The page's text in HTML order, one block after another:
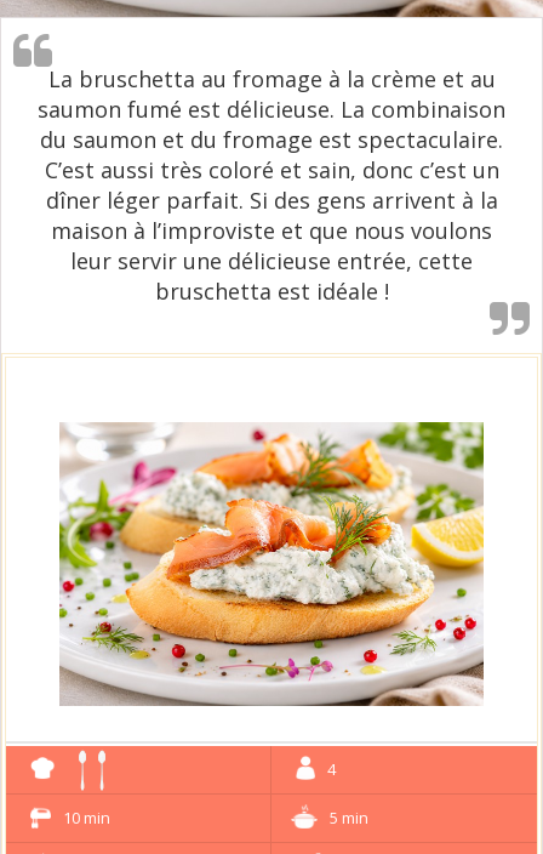
La bruschetta au fromage à la crème et au
saumon fumé est délicieuse. La combinaison
du saumon et du fromage est spectaculaire.
C’est aussi très coloré et sain, donc c’est un
dîner léger parfait. Si des gens arrivent à la
maison à l’improviste et que nous voulons
leur servir une délicieuse entrée, cette
bruschetta est idéale !
4
10 min 5 min